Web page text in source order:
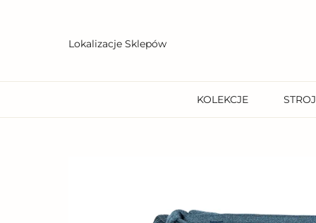
Lokalizacje Sklepów
KOLEKCJE